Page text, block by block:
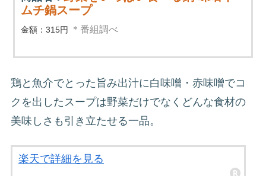
ムチ鍋スープ
金額：315円 ＊番組調べ
鶏と魚介でとった旨み出汁に白味噌・赤味噌でコ
クを出したスープは野菜だけでなくどんな食材の
美味しさも引き立たせる一品。
楽天で詳細を見る